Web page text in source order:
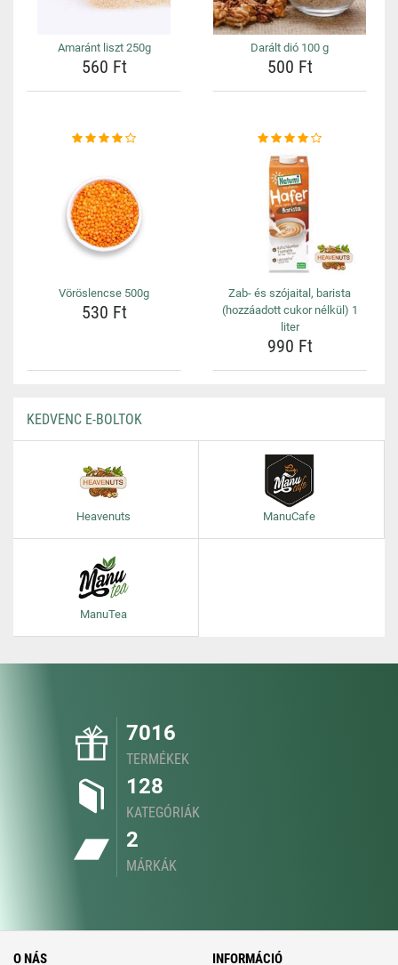
Amaránt liszt 250g
560 Ft
Darált dió 100 g
500 Ft
Vöröslencse 500g
530 Ft
Zab- és szójaital, barista
(hozzáadott cukor nélkül) 1
liter
990 Ft
KEDVENC E-BOLTOK
Heavenuts ManuCafe
ManuTea
7016
TERMÉKEK
128
KATEGÓRIÁK
2
MÁRKÁK
O NÁS INFORMÁCIÓ